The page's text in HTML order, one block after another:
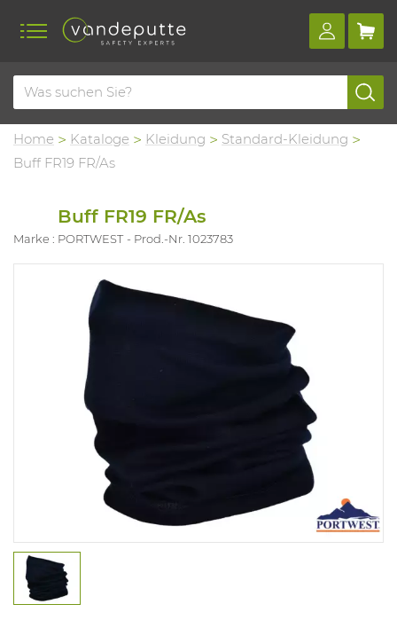
Home Kataloge Kleidung
Standard-Kleidung
Buff FR19 FR/As
Buff FR19 FR/As
Marke : PORTWEST Prod.-Nr. 1023783